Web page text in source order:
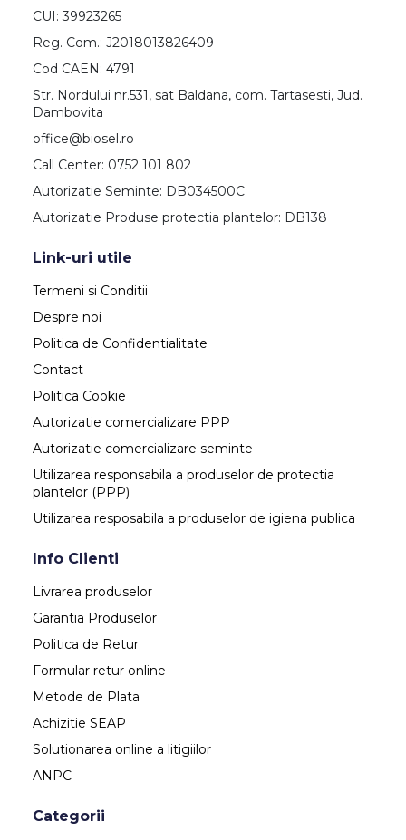
CUI: 39923265
Reg. Com.: J2018013826409
Cod CAEN: 4791
Str. Nordului nr.531, sat Baldana, com. Tartasesti, Jud.
Dambovita
office@biosel.ro
Call Center: 0752 101 802
Autorizatie Seminte: DB034500C
Autorizatie Produse protectia plantelor: DB138
Link-uri utile
Termeni si Conditii
Despre noi
Politica de Confidentialitate
Contact
Politica Cookie
Autorizatie comercializare PPP
Autorizatie comercializare seminte
Utilizarea responsabila a produselor de protectia
plantelor (PPP)
Utilizarea resposabila a produselor de igiena publica
Info Clienti
Livrarea produselor
Garantia Produselor
Politica de Retur
Formular retur online
Metode de Plata
Achizitie SEAP
Solutionarea online a litigiilor
ANPC
Categorii